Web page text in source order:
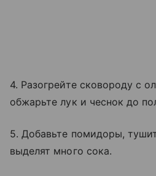
4. Разогрейте сковороду с
обжарьте лук и чеснок до
5. Добавьте помидоры,
выделят много сока.